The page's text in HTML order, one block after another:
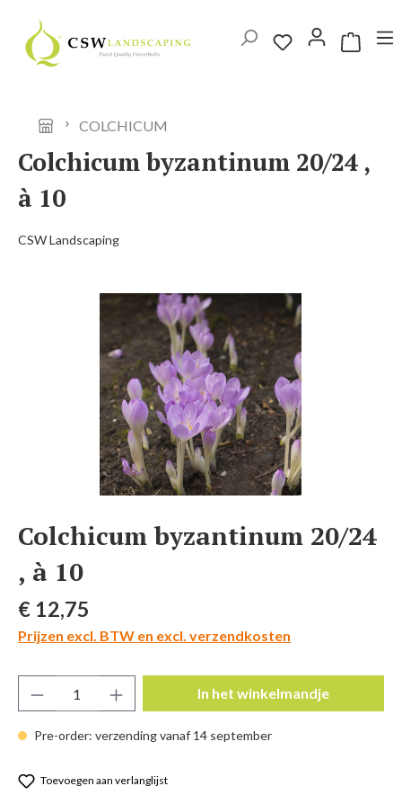
Ga naar de hoofdinhoud
COLCHICUM
Colchicum byzantinum 20/24 ,
à 10
CSW Landscaping
Afbeeldingengalerij overslaan
Colchicum byzantinum 20/24
, à 10
Normale prijs:
€ 12,75
Prijzen excl. BTW en excl. verzendkosten
Pre-order: verzending vanaf 14 september
Producthoeveelheid: Voer de gewenste
In het winkelmandje
Toevoegen aan verlanglijst